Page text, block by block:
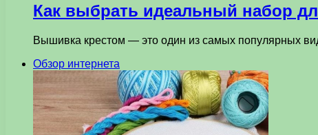
Как выбрать идеальный набор
Вышивка крестом — это один из самых популярных
Обзор интернета